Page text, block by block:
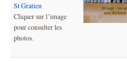
St Gratien
Cliquer sur l’image
pour consulter les
photos.